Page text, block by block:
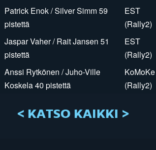
Patrick Enok / Silver Simm 59
pistettä
EST
(Rally2)
Jaspar Vaher / Rait Jansen 51
pistettä
EST
(Rally2)
Anssi Rytkönen / Juho-Ville
Koskela 40 pistettä
KoMoKe
(Rally2)
< KATSO KAIKKI >